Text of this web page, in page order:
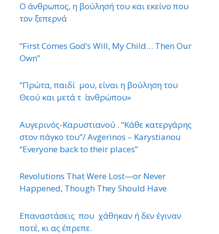
Ο άνθρωπος, η βούλησή του και εκείνο που
τον ξεπερνά
“First Comes God’s Will, My Child… Then Our
Own”
“Πρώτα, παιδί μου, είναι η βούληση του
Θεού και μετά τ ΄ ανθρώπου»
Αυγερινός-Καρυστιανού . “Κάθε κατεργάρης
στον πάγκο του”/ Avgerinos – Karystianou
“Εveryone back to their places”
Revolutions That Were Lost—or Never
Happened, Though They Should Have
Επαναστάσεις που χάθηκαν ή δεν έγιναν
ποτέ, κι ας έπρεπε.